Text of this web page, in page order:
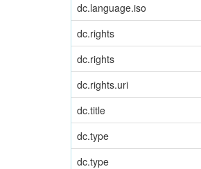
dc.language.iso
dc.rights
dc.rights
dc.rights.uri
dc.title
dc.type
dc.type